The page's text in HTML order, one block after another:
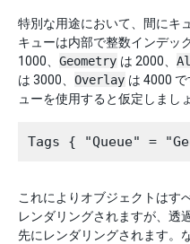
特別な用途において、間にキ
キューは内部で整数インデッ
1000、 Geometry は 2000、
は 3000、 Overlay は 4000
ューを使用すると仮定しまし
これによりオブジェクトはす
レンダリングされますが、透
先にレンダリングされます。